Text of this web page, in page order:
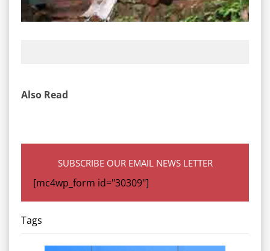
Also Read
SUBSCRIBE OUR EMAIL NEWS LETTER
[mc4wp_form id="30309"]
Tags